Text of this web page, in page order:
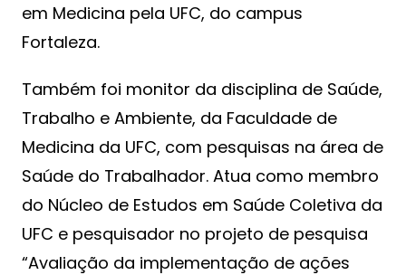
em Medicina pela UFC, do campus
Fortaleza.
Também foi monitor da disciplina de Saúde,
Trabalho e Ambiente, da Faculdade de
Medicina da UFC, com pesquisas na área de
Saúde do Trabalhador. Atua como membro
do Núcleo de Estudos em Saúde Coletiva da
UFC e pesquisador no projeto de pesquisa
“Avaliação da implementação de ações